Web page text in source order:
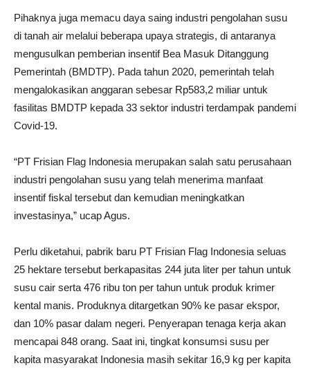
Pihaknya juga memacu daya saing industri pengolahan susu
di tanah air melalui beberapa upaya strategis, di antaranya
mengusulkan pemberian insentif Bea Masuk Ditanggung
Pemerintah (BMDTP). Pada tahun 2020, pemerintah telah
mengalokasikan anggaran sebesar Rp583,2 miliar untuk
fasilitas BMDTP kepada 33 sektor industri terdampak pandemi
Covid-19.
“PT Frisian Flag Indonesia merupakan salah satu perusahaan
industri pengolahan susu yang telah menerima manfaat
insentif fiskal tersebut dan kemudian meningkatkan
investasinya,” ucap Agus.
Perlu diketahui, pabrik baru PT Frisian Flag Indonesia seluas
25 hektare tersebut berkapasitas 244 juta liter per tahun untuk
susu cair serta 476 ribu ton per tahun untuk produk krimer
kental manis. Produknya ditargetkan 90% ke pasar ekspor,
dan 10% pasar dalam negeri. Penyerapan tenaga kerja akan
mencapai 848 orang. Saat ini, tingkat konsumsi susu per
kapita masyarakat Indonesia masih sekitar 16,9 kg per kapita